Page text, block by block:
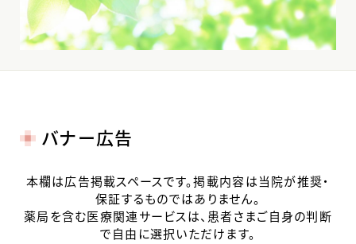
バナー広告
本欄は広告掲載スペースです。掲載内容は当院が推奨・
保証するものではありません。
薬局を含む医療関連サービスは、患者さまご自身の判断
で自由に選択いただけます。